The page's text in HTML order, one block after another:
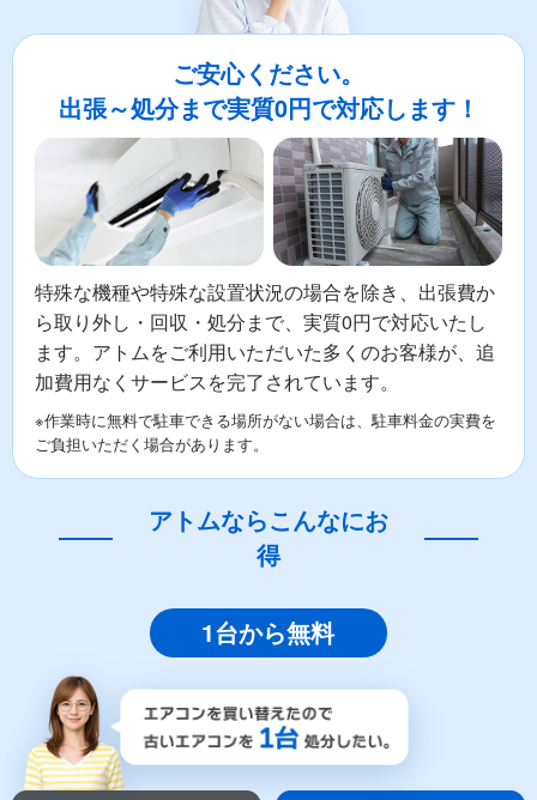
ご安心ください。
出張～処分まで実質0円で対応します！
特殊な機種や特殊な設置状況の場合を除き、出張費か
ら取り外し・回収・処分まで、実質0円で対応いたし
ます。アトムをご利用いただいた多くのお客様が、追
加費用なくサービスを完了されています。
※作業時に無料で駐車できる場所がない場合は、駐車料金の実費を
ご負担いただく場合があります。
アトムならこんなにお
得
1台から無料